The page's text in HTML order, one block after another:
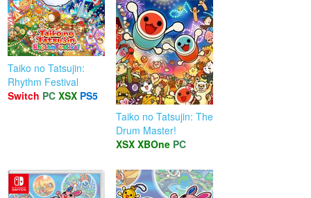
Taiko no Tatsujin:
Rhythm Festival
Switch PC XSX PS5
Taiko no Tatsujin: The
Drum Master!
XSX XBOne PC